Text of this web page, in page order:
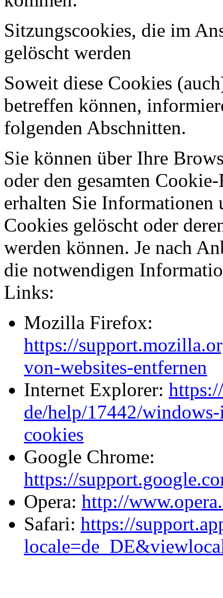
Sitzungscookies, die im
gelöscht werden
Soweit diese Cookies
betreffen können,
folgenden Abschnitten.
Sie können über Ihre
oder den gesamten
erhalten Sie Informationen
Cookies gelöscht oder
werden können. Je nach
die notwendigen
Links:
Mozilla Firefox:
https://
von-websites-entfernen
Internet Explorer:
de/help/17442/
cookies
Google Chrome:
https://
Opera: http://
Safari: https://